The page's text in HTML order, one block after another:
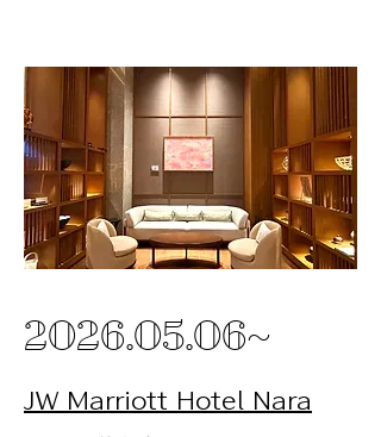
2026.05.06~
​JW Marriott Hotel Nara